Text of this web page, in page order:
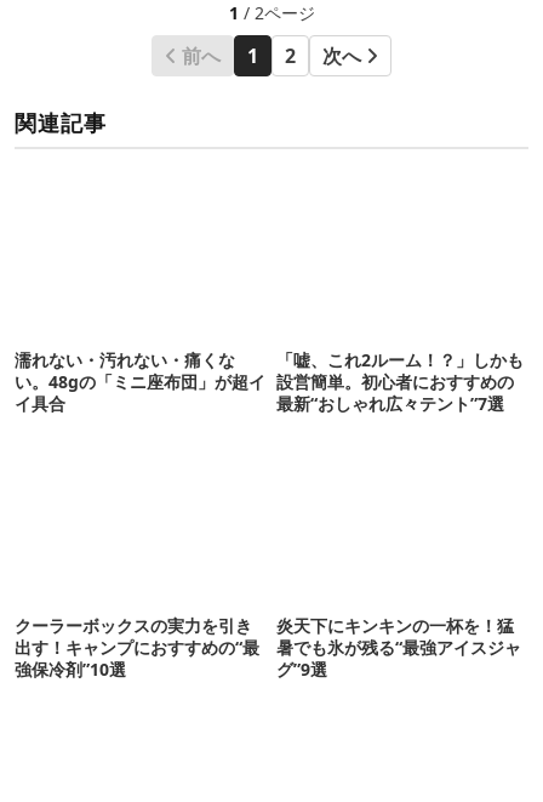
1 / 2ページ
前へ 1 2 次へ
関連記事
濡れない・汚れない・痛くな
い。48gの「ミニ座布団」が超イ
イ具合
「嘘、これ2ルーム！？」しかも
設営簡単。初心者におすすめの
最新“おしゃれ広々テント”7選
クーラーボックスの実力を引き
出す！キャンプにおすすめの“最
強保冷剤”10選
炎天下にキンキンの一杯を！猛
暑でも氷が残る“最強アイスジャ
グ”9選